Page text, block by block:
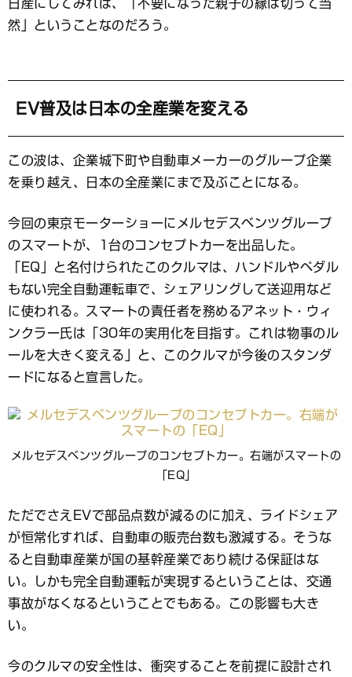
日産にしてみれば、「不要になった親子の縁は切って当
然」ということなのだろう。
EV普及は日本の全産業を変える
この波は、企業城下町や自動車メーカーのグループ企業
を乗り越え、日本の全産業にまで及ぶことになる。
今回の東京モーターショーにメルセデスベンツグループ
のスマートが、1台のコンセプトカーを出品した。
「EQ」と名付けられたこのクルマは、ハンドルやペダル
もない完全自動運転車で、シェアリングして送迎用など
に使われる。スマートの責任者を務めるアネット・ウィ
ンクラー氏は「30年の実用化を目指す。これは物事のル
ールを大きく変える」と、このクルマが今後のスタンダ
ードになると宣言した。
メルセデスベンツグループのコンセプトカー。右端がスマートの
「EQ」
ただでさえEVで部品点数が減るのに加え、ライドシェア
が恒常化すれば、自動車の販売台数も激減する。そうな
ると自動車産業が国の基幹産業であり続ける保証はな
い。しかも完全自動運転が実現するということは、交通
事故がなくなるということでもある。この影響も大き
い。
今のクルマの安全性は、衝突することを前提に設計され